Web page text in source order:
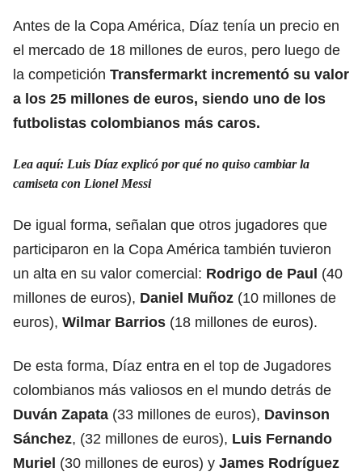
Antes de la Copa América, Díaz tenía un precio en
el mercado de 18 millones de euros, pero luego de
la competición Transfermarkt incrementó su valor
a los 25 millones de euros, siendo uno de los
futbolistas colombianos más caros.
Lea aquí: Luis Díaz explicó por qué no quiso cambiar la
camiseta con Lionel Messi
De igual forma, señalan que otros jugadores que
participaron en la Copa América también tuvieron
un alta en su valor comercial: Rodrigo de Paul (40
millones de euros), Daniel Muñoz (10 millones de
euros), Wilmar Barrios (18 millones de euros).
De esta forma, Díaz entra en el top de Jugadores
colombianos más valiosos en el mundo detrás de
Duván Zapata (33 millones de euros), Davinson
Sánchez, (32 millones de euros), Luis Fernando
Muriel (30 millones de euros) y James Rodríguez